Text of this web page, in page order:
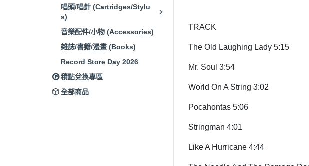
唱頭/唱針 (Cartridges/Stylu
s)
音樂配件/小物 (Accessories)
雜誌/書籍/漫畫 (Books)
Record Store Day 2026
積點兌換專區
全部商品
TRACK
The Old Laughing Lady 5:15
Mr. Soul 3:54
World On A String 3:02
Pocahontas 5:06
Stringman 4:01
Like A Hurricane 4:44